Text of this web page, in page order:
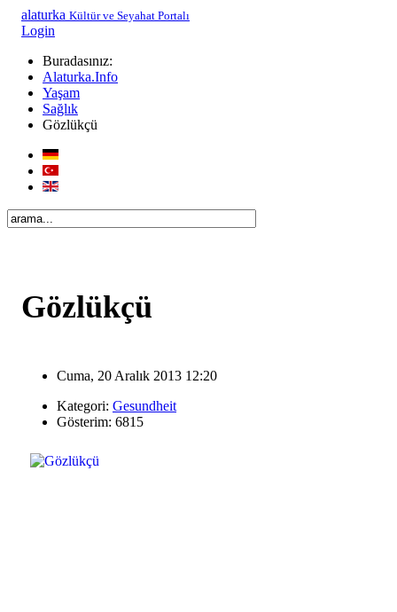
alaturka Kültür ve Seyahat Portalı
Login
Buradasınız:
Alaturka.Info
Yaşam
Sağlık
Gözlükçü
Gözlükçü
Cuma, 20 Aralık 2013 12:20
Kategori: Gesundheit
Gösterim: 6815